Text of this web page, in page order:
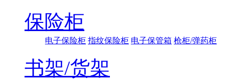
保险柜
电子保险柜 指纹保险柜 电子保管箱 枪柜/弹药柜
书架/货架